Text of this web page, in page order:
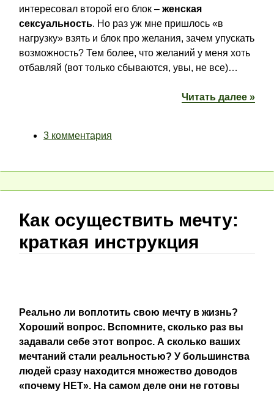
интересовал второй его блок – женская
сексуальность. Но раз уж мне пришлось «в
нагрузку» взять и блок про желания, зачем упускать
возможность? Тем более, что желаний у меня хоть
отбавляй (вот только сбываются, увы, не все)…
Читать далее »
3 комментария
Как осуществить мечту:
краткая инструкция
Реально ли воплотить свою мечту в жизнь?
Хороший вопрос. Вспомните, сколько раз вы
задавали себе этот вопрос. А сколько ваших
мечтаний стали реальностью? У большинства
людей сразу находится множество доводов
«почему НЕТ». На самом деле они не готовы